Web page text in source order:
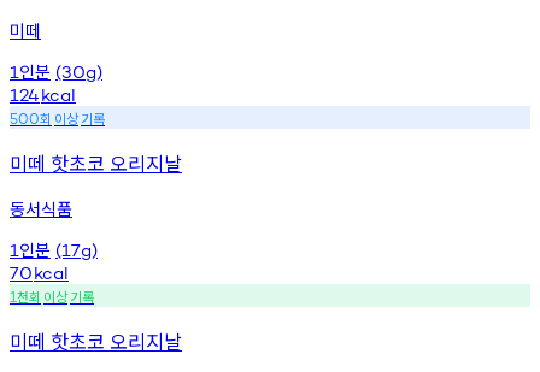
미떼
1 인분 (30g)
124kcal
500회 이상기록
미떼 핫초코 오리지날
동서식품
1 인분 (17g)
70kcal
1천회 이상기록
미떼 핫초코 오리지날